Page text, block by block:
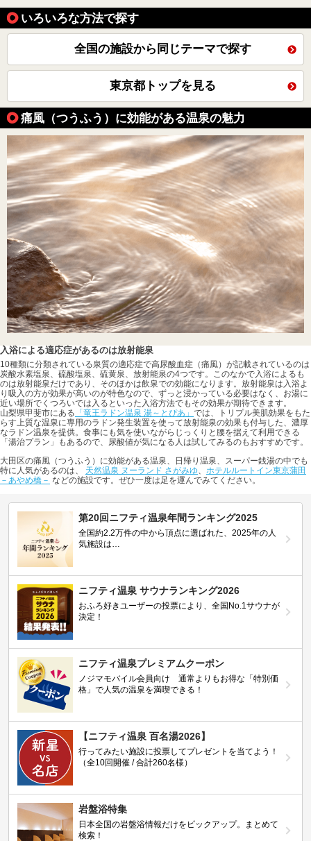
いろいろな方法で探す
全国の施設から同じテーマで探す
東京都トップを見る
痛風（つうふう）に効能がある温泉の魅力
入浴による適応症があるのは放射能泉
10種類に分類されている泉質の適応症で高尿酸血症（痛風）が記載されているのは
炭酸水素塩泉、硫酸塩泉、硫黄泉、放射能泉の4つです。このなかで入浴によるも
のは放射能泉だけであり、そのほかは飲泉での効能になります。放射能泉は入浴よ
り吸入の方が効果が高いのが特色なので、ずっと浸かっている必要はなく、お湯に
近い場所でくつろいでは入るといった入浴方法でもその効果が期待できます。
山梨県甲斐市にある 「竜王ラドン温泉 湯～とぴあ」 では、トリプル美肌効果をもた
らす上質な温泉に専用のラドン発生装置を使って放射能泉の効果も付与した、濃厚
なラドン温泉を提供。食事にも気を使いながらじっくりと腰を据えて利用できる
「湯治プラン」もあるので、尿酸値が気になる人は試してみるのもおすすめです。
大田区の痛風（つうふう）に効能がある温泉、日帰り温泉、スーパー銭湯の中でも
特に人気があるのは、 天然温泉 ヌーランド さがみゆ、 ホテルルートイン東京蒲田
－あやめ橋－ などの施設です。ぜひ一度は足を運んでみてください。
第20回ニフティ温泉年間ランキング2025
全国約2.2万件の中から頂点に選ばれた、2025年の人
気施設は…
ニフティ温泉 サウナランキング2026
おふろ好きユーザーの投票により、全国No.1サウナが
決定！
ニフティ温泉プレミアムクーポン
ノジマモバイル会員向け 通常よりもお得な「特別価
格」で人気の温泉を満喫できる！
【ニフティ温泉 百名湯2026】
行ってみたい施設に投票してプレゼントを当てよう！
（全10回開催 / 合計260名様）
岩盤浴特集
日本全国の岩盤浴情報だけをピックアップ。まとめて
検索！